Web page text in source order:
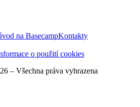
na BasecampKontakty
o použití cookies
– Všechna práva vyhrazena